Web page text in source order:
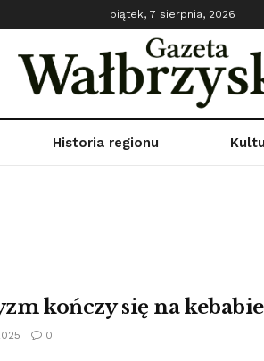
piątek, 7 sierpnia, 2026
Historia regionu
kończy się na
0